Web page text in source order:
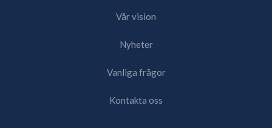
Vår vision
Nyheter
Vanliga frågor
Kontakta oss